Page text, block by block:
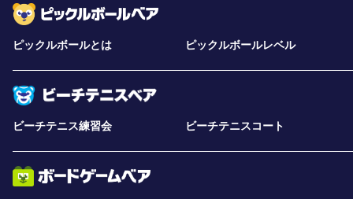
ピックルボールとは ピックルボールレベル
ビーチテニス練習会 ビーチテニスコート